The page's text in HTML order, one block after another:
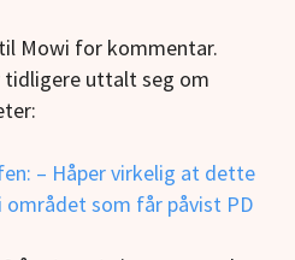
Mowi for kommentar.
tidligere uttalt seg om
– Håper virkelig at dette
som får påvist PD